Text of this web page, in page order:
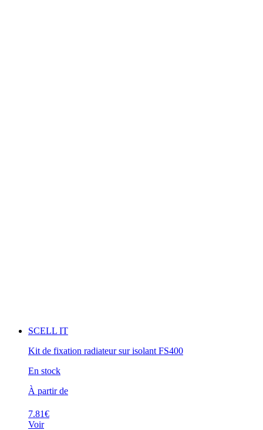
SCELL IT
Kit de fixation radiateur sur isolant FS400
En stock
À partir de
7.81€
Voir